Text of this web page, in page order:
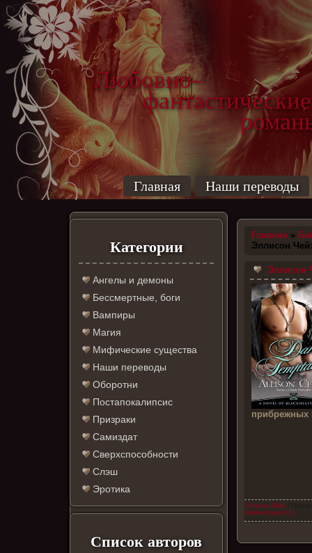
Любовно-
фантастические
Главная Наши переводы
Категории
Ангелы и демоны
Бессмертные, боги
Вампиры
Магия
Мифические существа
Наши переводы
Оборотни
Постапокалипсис
Призраки
Самиздат
Сверхспособности
Слэш
Эротика
Список авторов
Главная »
Эллисон
Эллисон
прибрежных
Эллисон Чейз
Комментарии (1)